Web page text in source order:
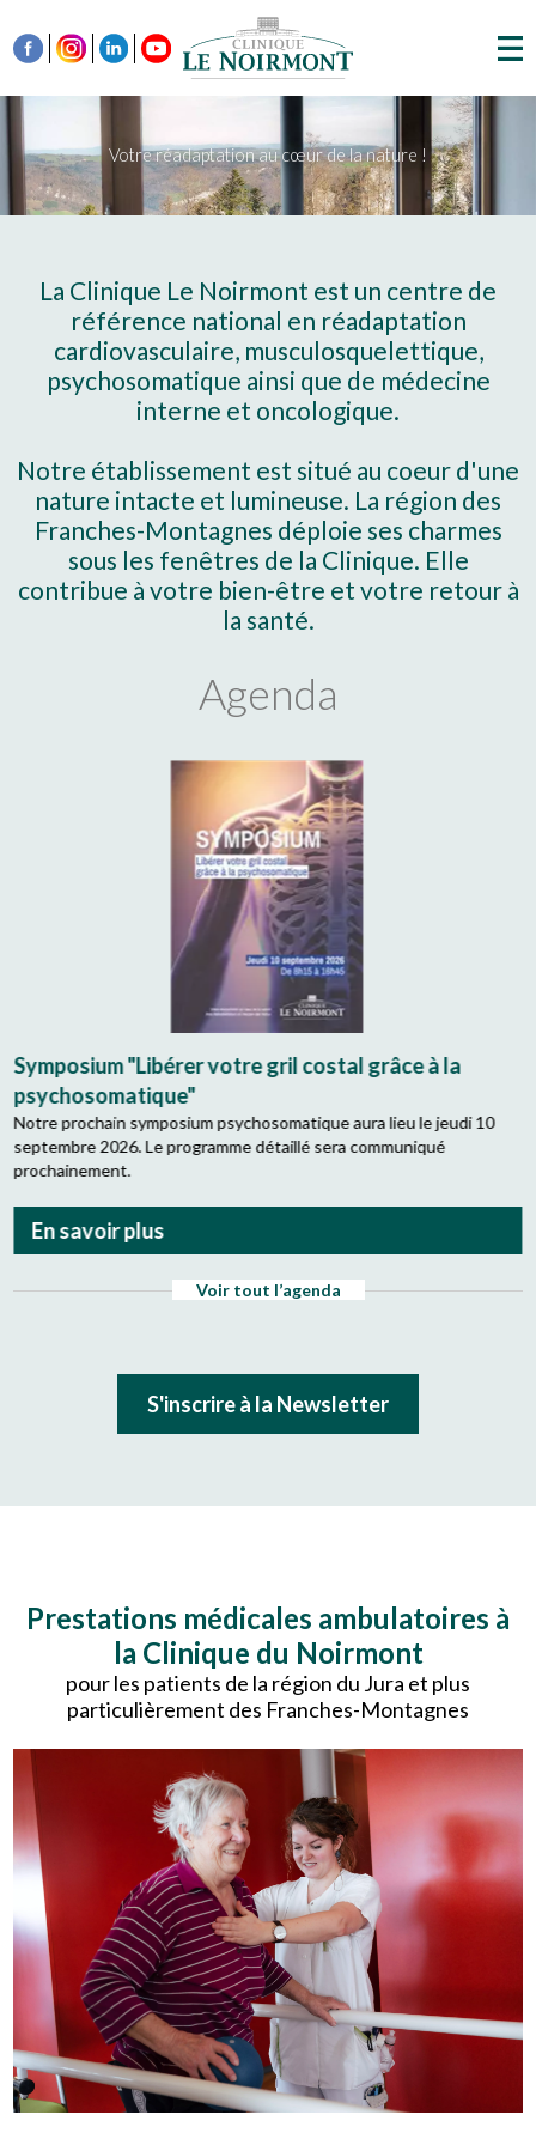
Votre réadaptation au cœur de la nature !
La Clinique Le Noirmont est un centre de
référence national en réadaptation
cardiovasculaire, musculosquelettique,
psychosomatique ainsi que de médecine
interne et oncologique.
Notre établissement est situé au coeur d'une
nature intacte et lumineuse. La région des
Franches-Montagnes déploie ses charmes
sous les fenêtres de la Clinique. Elle
contribue à votre bien-être et votre retour à
la santé.
Agenda
Symposium "Libérer votre gril costal grâce à la
psychosomatique"
Notre prochain symposium psychosomatique aura lieu le jeudi 10
septembre 2026. Le programme détaillé sera communiqué
prochainement.
En savoir plus
Voir tout l’agenda
S'inscrire à la Newsletter
Prestations médicales ambulatoires à
la Clinique du Noirmont
pour les patients de la région du Jura et plus
particulièrement des Franches-Montagnes